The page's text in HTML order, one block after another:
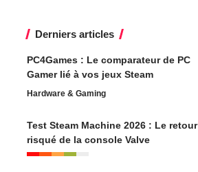
Derniers articles
PC4Games : Le comparateur de PC
Gamer lié à vos jeux Steam
Hardware & Gaming
Test Steam Machine 2026 : Le retour
risqué de la console Valve